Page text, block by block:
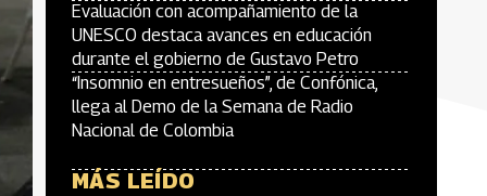
Evaluación con acompañamiento de la
UNESCO destaca avances en educación
durante el gobierno de Gustavo Petro
“Insomnio en entresueños”, de Confónica,
llega al Demo de la Semana de Radio
Nacional de Colombia
MÁS LEÍDO